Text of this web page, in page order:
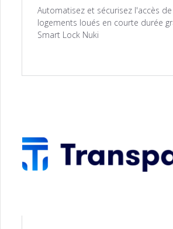
Automatisez et sécurisez l'accès de
logements loués en courte durée
Smart Lock Nuki